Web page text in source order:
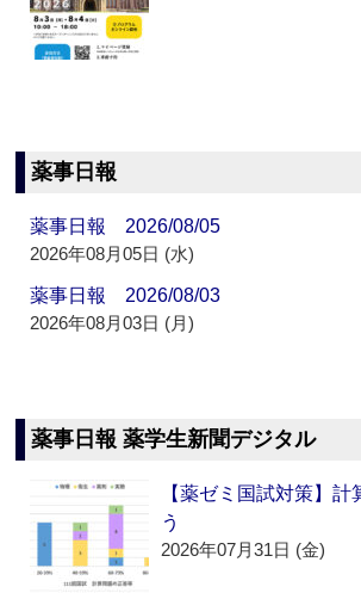
薬事日報
薬事日報 2026/08/05
2026年08月05日 (水)
薬事日報 2026/08/03
2026年08月03日 (月)
薬事日報 薬学生新聞デジタル
【薬ゼミ国試対策】計
う
2026年07月31日 (金)